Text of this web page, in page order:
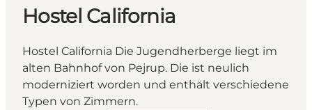
Hostel California
Hostel California Die Jugendherberge liegt im
alten Bahnhof von Pejrup. Die ist neulich
moderniziert worden und enthält verschiedene
Typen von Zimmern.